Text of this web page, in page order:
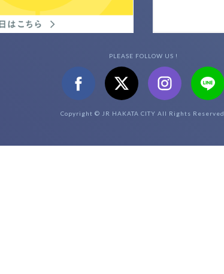
PLEASE FOLLOW US !
Copyright © JR HAKATA CITY All Rights Reserved.